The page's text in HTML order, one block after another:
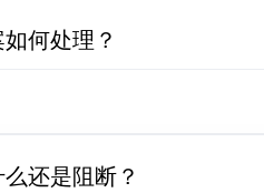
何处理？
还是阻断？